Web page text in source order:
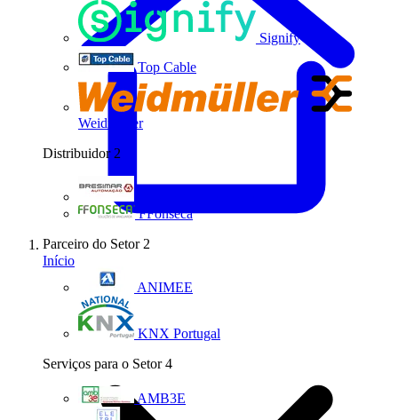
Signify
Top Cable
Weidmüller
Distribuidor 2
FFonseca
Parceiro do Setor 2
ANIMEE
KNX Portugal
Serviços para o Setor 4
AMB3E
Início